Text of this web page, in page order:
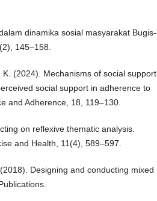
dinamika sosial masyarakat Bugis-
145–158.
(2024). Mechanisms of social support
social support in adherence to
and Adherence, 18, 119–130.
on reflexive thematic analysis.
and Health, 11(4), 589–597.
Designing and conducting mixed